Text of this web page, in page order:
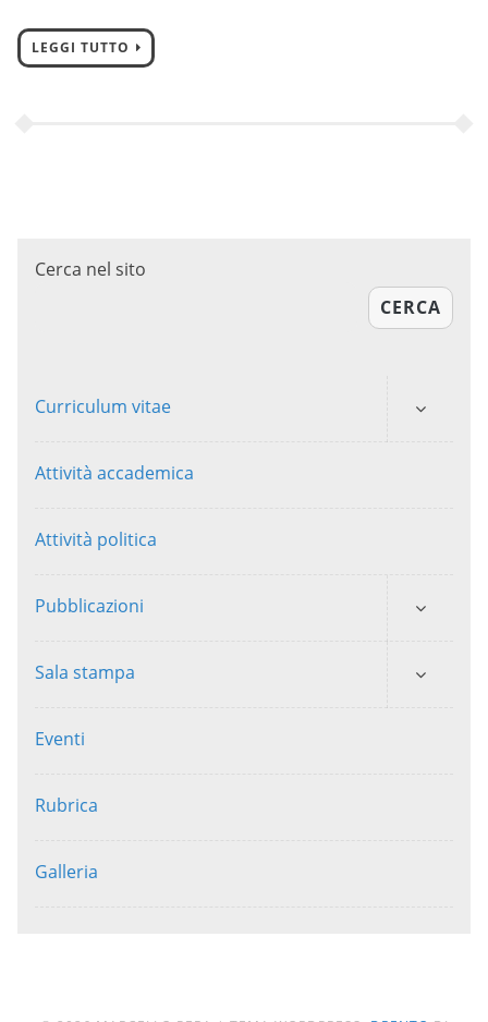
LEGGI TUTTO
Cerca nel sito
CERCA
Curriculum vitae
Attività accademica
Attività politica
Pubblicazioni
Sala stampa
Eventi
Rubrica
Galleria